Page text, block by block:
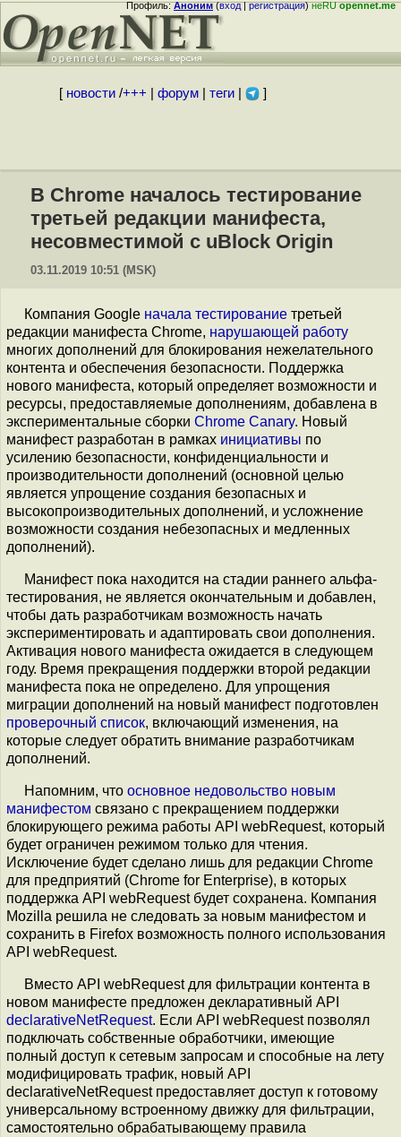
Профиль:Аноним(вход|регистрация)неRUopennet.me
[ новости/+++ форум| теги| ]
В Chrome началось тестирование
третьей редакции манифеста,
несовместимой с uBlock Origin
03.11.2019 10:51 (MSK)
Компания Google начала тестирование третьей
редакции манифеста Chrome, нарушающей работу
многих дополнений для блокирования нежелательного
контента и обеспечения безопасности. Поддержка
нового манифеста, который определяет возможности и
ресурсы, предоставляемые дополнениям, добавлена в
экспериментальные сборки Chrome Canary. Новый
манифест разработан в рамках инициативы по
усилению безопасности, конфиденциальности и
производительности дополнений (основной целью
является упрощение создания безопасных и
высокопроизводительных дополнений, и усложнение
возможности создания небезопасных и медленных
дополнений).
Манифест пока находится на стадии раннего альфа-
тестирования, не является окончательным и добавлен,
чтобы дать разработчикам возможность начать
экспериментировать и адаптировать свои дополнения.
Активация нового манифеста ожидается в следующем
году. Время прекращения поддержки второй редакции
манифеста пока не определено. Для упрощения
миграции дополнений на новый манифест подготовлен
проверочный список, включающий изменения, на
которые следует обратить внимание разработчикам
дополнений.
Напомним, что основное недовольство новым
манифестом связано с прекращением поддержки
блокирующего режима работы API webRequest, который
будет ограничен режимом только для чтения.
Исключение будет сделано лишь для редакции Chrome
для предприятий (Chrome for Enterprise), в которых
поддержка API webRequest будет сохранена. Компания
Mozilla решила не следовать за новым манифестом и
сохранить в Firefox возможность полного использования
API webRequest.
Вместо API webRequest для фильтрации контента в
новом манифесте предложен декларативный API
declarativeNetRequest. Если API webRequest позволял
подключать собственные обработчики, имеющие
полный доступ к сетевым запросам и способные на лету
модифицировать трафик, новый API
declarativeNetRequest предоставляет доступ к готовому
универсальному встроенному движку для фильтрации,
самостоятельно обрабатывающему правила